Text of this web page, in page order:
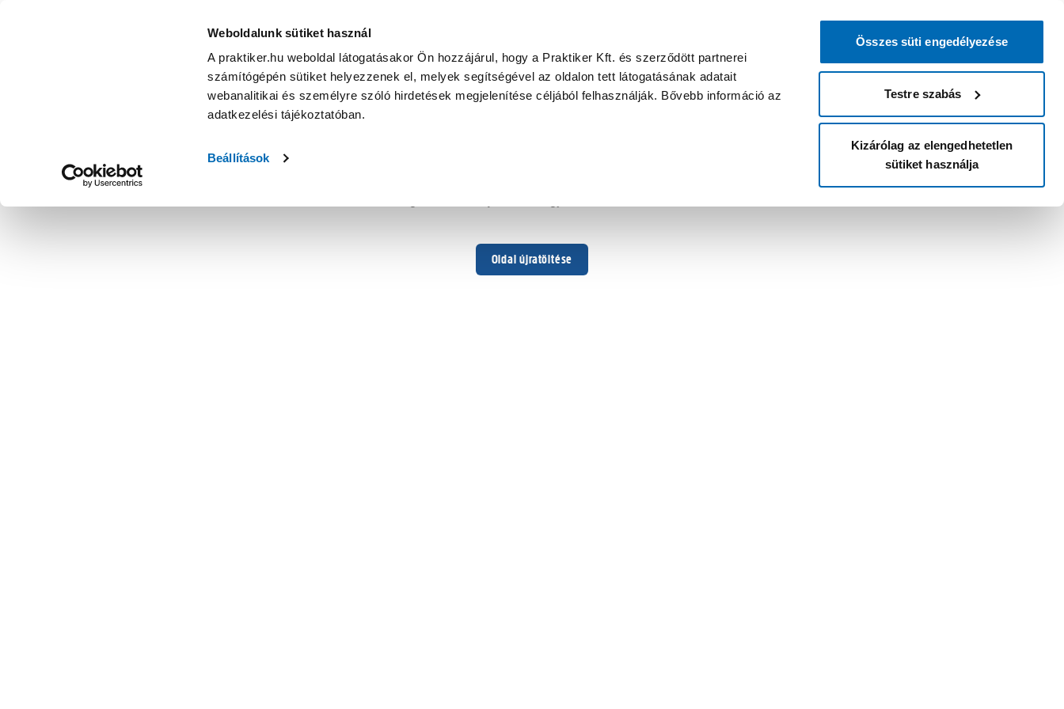
Weboldalunk sütiket használ
A praktiker.hu weboldal látogatásakor Ön hozzájárul, hogy a Praktiker Kft. és szerződött partnerei
számítógépén sütiket helyezzenek el, melyek segítségével az oldalon tett látogatásának adatait
webanalitikai és személyre szóló hirdetések megjelenítése céljából felhasználják. Bővebb információ az
adatkezelési tájékoztatóban.
Beállítások
Összes süti engedélyezése
Testre szabás
Kizárólag az elengedhetetlen
sütiket használja
Oldal újratöltése